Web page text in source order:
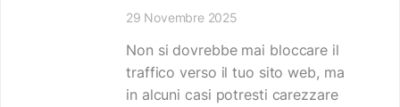
29 Novembre 2025
Non si dovrebbe mai bloccare il
traffico verso il tuo sito web, ma
in alcuni casi potresti carezzare